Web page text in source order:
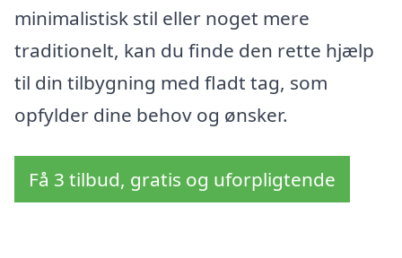
minimalistisk stil eller noget mere
traditionelt, kan du finde den rette hjælp
til din tilbygning med fladt tag, som
opfylder dine behov og ønsker.
Få 3 tilbud, gratis og uforpligtende